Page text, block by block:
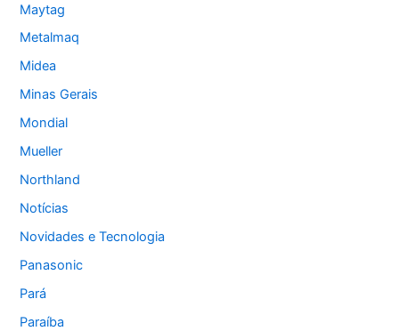
Maytag
Metalmaq
Midea
Minas Gerais
Mondial
Mueller
Northland
Notícias
Novidades e Tecnologia
Panasonic
Pará
Paraíba